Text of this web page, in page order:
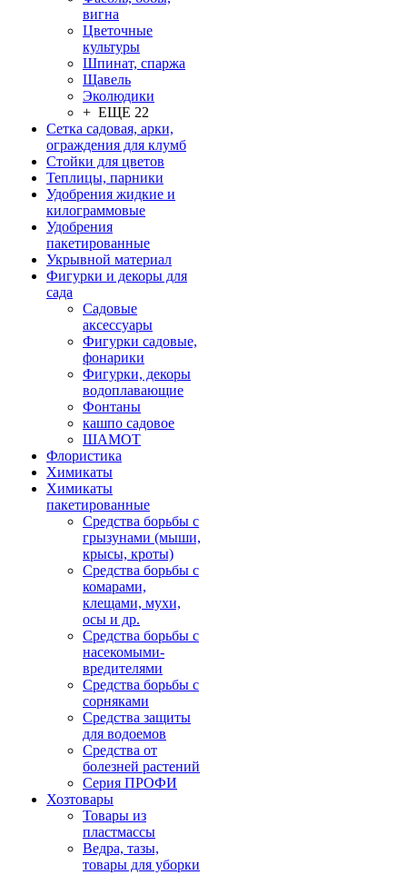
вигна
Цветочные
культуры
Шпинат, спаржа
Щавель
Эколюдики
+ ЕЩЕ 22
Сетка садовая, арки,
ограждения для клумб
Стойки для цветов
Теплицы, парники
Удобрения жидкие и
килограммовые
Удобрения
пакетированные
Укрывной материал
Фигурки и декоры для
сада
Садовые
аксессуары
Фигурки садовые,
фонарики
Фигурки, декоры
водоплавающие
Фонтаны
кашпо садовое
ШАМОТ
Флористика
Химикаты
Химикаты
пакетированные
Средства борьбы с
грызунами (мыши,
крысы, кроты)
Средства борьбы с
комарами,
клещами, мухи,
осы и др.
Средства борьбы с
насекомыми-
вредителями
Средства борьбы с
сорняками
Средства защиты
для водоемов
Средства от
болезней растений
Серия ПРОФИ
Хозтовары
Товары из
пластмассы
Ведра, тазы,
товары для уборки